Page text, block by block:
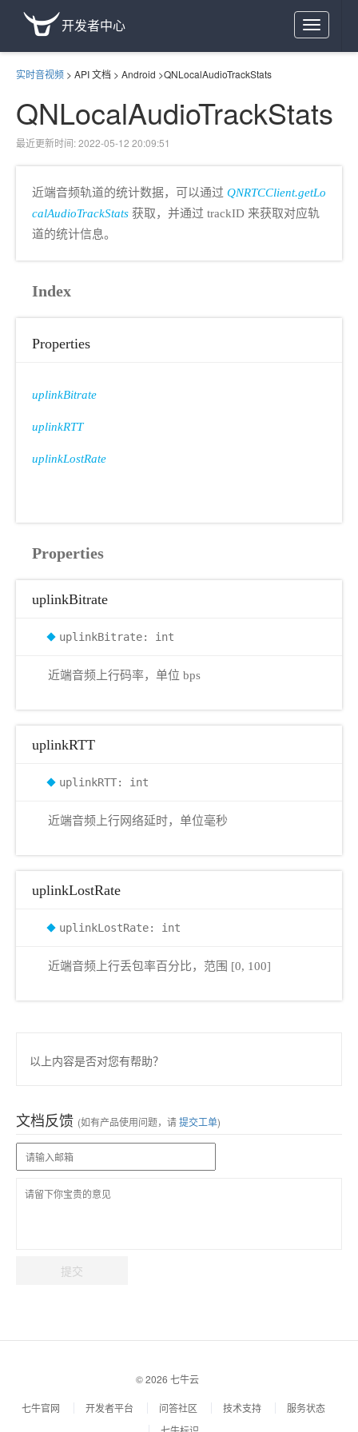
Toggle
navigation
开发者中心
实时音视频 > API 文档 > Android >QNLocalAudioTrackStats
QNLocalAudioTrackStats
最近更新时间: 2022-05-12 20:09:51
近端音频轨道的统计数据，可以通过 QNRTCClient.getLo
calAudioTrackStats 获取，并通过 trackID 来获取对应轨
道的统计信息。
Index
Properties
uplinkBitrate
uplinkRTT
uplinkLostRate
Properties
uplinkBitrate
uplinkBitrate: int
近端音频上行码率，单位 bps
uplinkRTT
uplinkRTT: int
近端音频上行网络延时，单位毫秒
uplinkLostRate
uplinkLostRate: int
近端音频上行丢包率百分比，范围 [0, 100]
以上内容是否对您有帮助？
文档反馈 (如有产品使用问题，请提交工单)
提交
© 2026 七牛云
七牛官网 开发者平台 问答社区 技术支持
服务状态